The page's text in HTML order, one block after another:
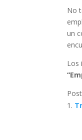
No
un
Los